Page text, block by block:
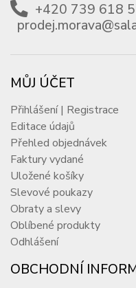
+420 739 618
MŮJ ÚČET
Přihlášení | Registrace
Editace údajů
Přehled objednávek
Faktury vydané
Uložené košíky
Slevové poukazy
Obraty a slevy
Oblíbené produkty
Odhlášení
OBCHODNÍ